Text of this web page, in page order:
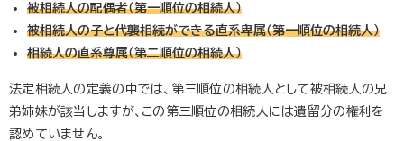
被相続人の配偶者（第一順位の相続人）
被相続人の子と代襲相続ができる直系卑属（第一順位の相続人）
相続人の直系尊属（第二順位の相続人）
法定相続人の定義の中では、第三順位の相続人として被相続人の兄
弟姉妹が該当しますが、この第三順位の相続人には遺留分の権利を
認めていません。